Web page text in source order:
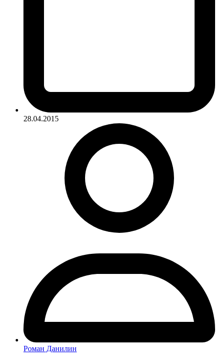
28.04.2015
Роман Данилин